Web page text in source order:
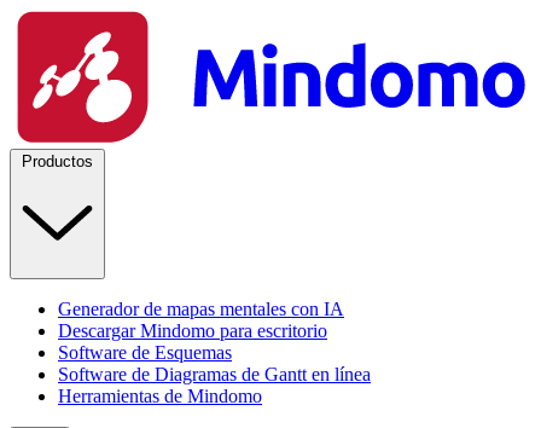
Productos
Generador de mapas mentales con IA
Descargar Mindomo para escritorio
Software de Esquemas
Software de Diagramas de Gantt en línea
Herramientas de Mindomo